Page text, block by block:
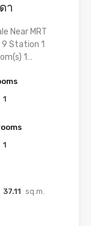
า
Near MRT
9 Station 1
1…
1
1
37.11 sq.m.